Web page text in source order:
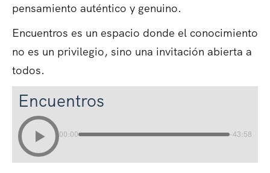
pensamiento auténtico y genuino.
Encuentros es un espacio donde el conocimiento
no es un privilegio, sino una invitación abierta a
todos.
Encuentros
00:00 -43:58